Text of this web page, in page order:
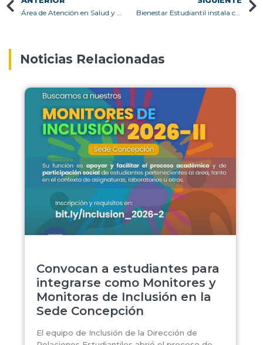
Área de Atención en Salud y Dirección de Género realizan Encuentro de Bienestar en la Sede Concepción Bienestar Estudiantil instala computador de apoyo para estudiantes en la Sede Concepción
Noticias Relacionadas
Convocan a estudiantes para
integrarse como Monitores y
Monitoras de Inclusión en la
Sede Concepción
El equipo de Inclusión de la Dirección de